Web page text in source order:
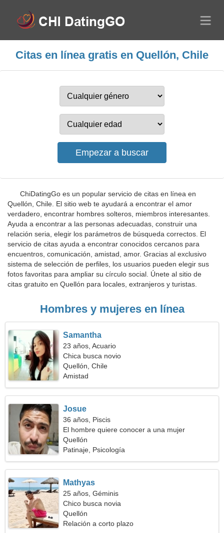
Citas en línea gratis en Quellón, Chile
ChiDatingGo es un popular servicio de citas en línea en
Quellón, Chile. El sitio web te ayudará a encontrar el amor
verdadero, encontrar hombres solteros, miembros interesantes.
Ayuda a encontrar a las personas adecuadas, construir una
relación seria, elegir los parámetros de búsqueda correctos. El
servicio de citas ayuda a encontrar conocidos cercanos para
encuentros, comunicación, amistad, amor. Gracias al exclusivo
sistema de selección de perfiles, los usuarios pueden elegir sus
fotos favoritas para ampliar su círculo social. Únete al sitio de
citas gratuito en Quellón para locales, extranjeros y turistas.
Hombres y mujeres en línea
Samantha
23 años, Acuario
Chica busca novio
Quellón, Chile
Amistad
Josue
36 años, Piscis
El hombre quiere conocer a una mujer
Quellón
Patinaje, Psicología
Mathyas
25 años, Géminis
Chico busca novia
Quellón
Relación a corto plazo